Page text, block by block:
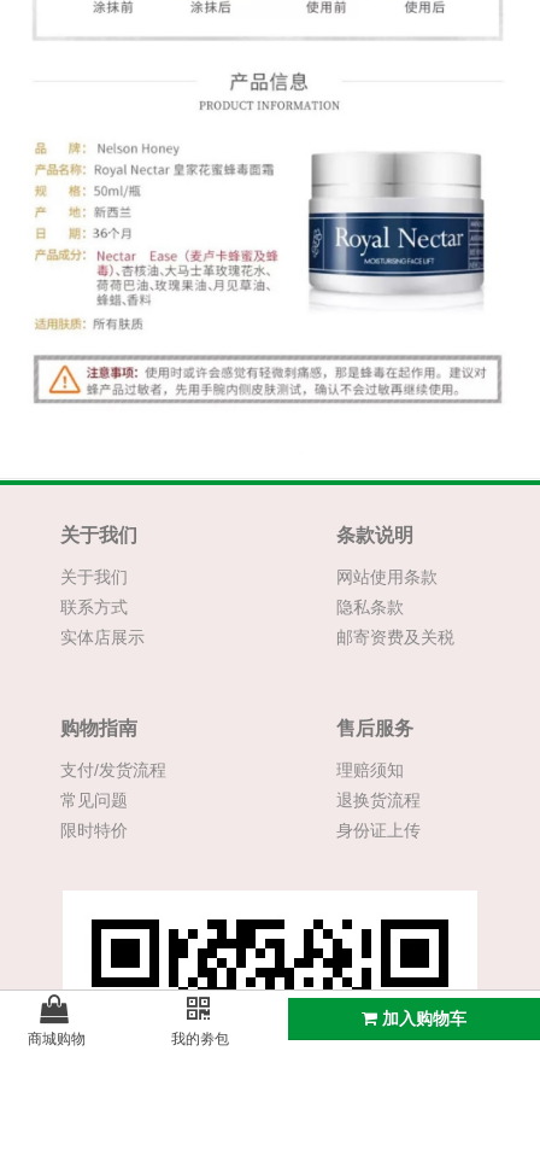
商城购物 我的劵包
加入购物车
关于我们
关于我们
联系方式
实体店展示
条款说明
网站使用条款
隐私条款
邮寄资费及关税
购物指南
支付/发货流程
常见问题
限时特价
售后服务
理赔须知
退换货流程
身份证上传